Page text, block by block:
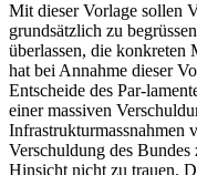
Mit dieser Vorlage sollen
grundsätzlich zu
überlassen, die konkreten
hat bei Annahme dieser
Entscheide des Par-
einer massiven
Infrastrukturmassnahmen
Verschuldung des
Hinsicht nicht zu trauen.